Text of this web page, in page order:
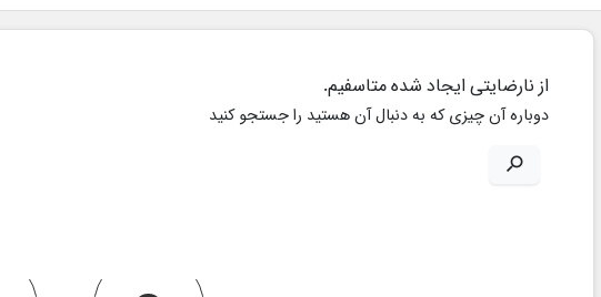
از نارضایتی ایجاد شده متاسفیم.
دوباره آن چیزی که به دنبال آن هستید را جستجو کنید
